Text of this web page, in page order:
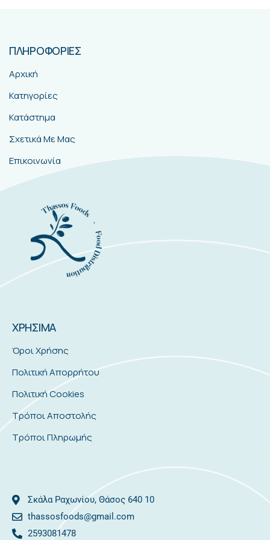
ΠΛΗΡΟΦΟΡΙΕΣ
Αρχική
Κατηγορίες
Κατάστημα
Σχετικά Με Μας
Επικοινωνία
ΧΡΗΣΙΜΑ
Όροι Χρήσης
Πολιτική Απορρήτου
Πολιτική Cookies
Τρόποι Αποστολής
Τρόποι Πληρωμής
Σκάλα Ραχωνίου, Θάσος 640 10
thassosfoods@gmail.com
2593081478